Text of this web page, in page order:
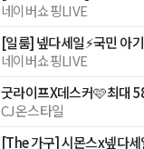
네이버쇼핑LIVE
네이버쇼핑LIVE
CJ온스타일
[The 가구] 시몬스x넾다